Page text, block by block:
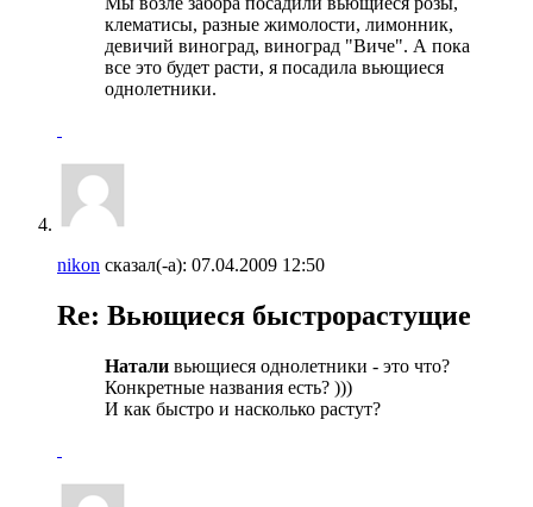
клематисы, разные жимолости, лимонник,
девичий виноград, виноград "Виче". А пока
все это будет расти, я посадила вьющиеся
однолетники.
nikon сказал(-а): 07.04.2009 12:50
Re: Вьющиеся быстрорастущие
Натали вьющиеся однолетники - это что?
Конкретные названия есть? )))
И как быстро и насколько растут?